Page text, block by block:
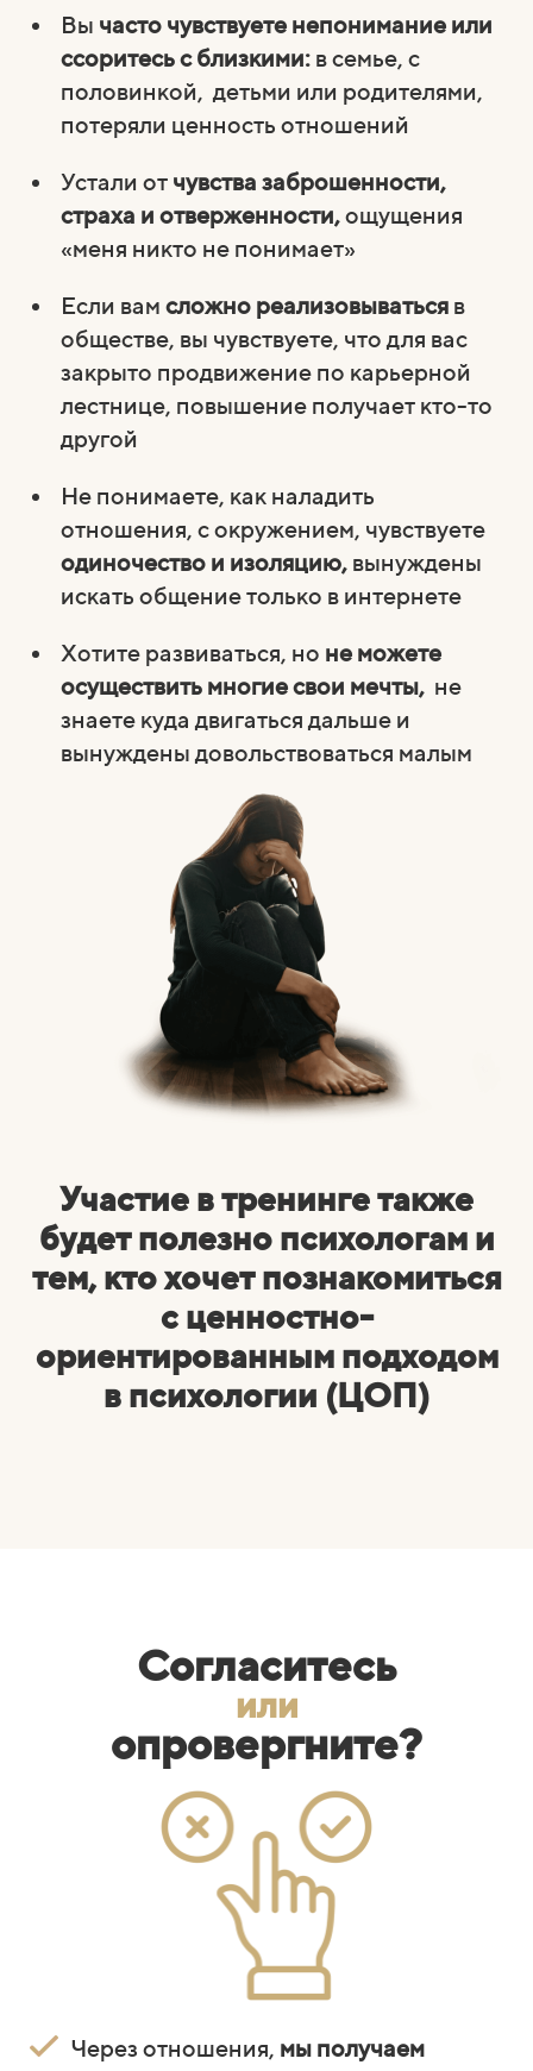
Вы часто чувствуете непонимание или
ссоритесь с близкими: в семье, с
половинкой, детьми или родителями,
потеряли ценность отношений
Устали от чувства заброшенности,
страха и отверженности,ощущения
«меня никто не понимает»
Если вам сложно реализовываться в
обществе, вы чувствуете, что для вас
закрыто продвижение по карьерной
лестнице, повышение получает кто-то
другой
Не понимаете, как наладить
отношения, с окружением, чувствуете
одиночество и изоляцию, вынуждены
искать общение только в интернете
Хотите развиваться, но не можете
осуществить многие свои мечты, не
знаете куда двигаться дальше и
вынуждены довольствоваться малым
Участие в тренинге также
будет полезно психологам и
тем, кто хочет познакомиться
с ценностно-
ориентированным подходом
в психологии (ЦОП)
Согласитесь
или
опровергните?
Через отношения, мы получаем